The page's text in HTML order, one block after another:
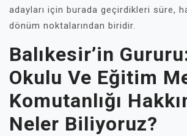
adayları için burada geçirdikleri süre,
dönüm noktalarından biridir.
Balıkesir’in
Okulu Ve Eğitim
Komutanlığı
Neler Biliyoruz?